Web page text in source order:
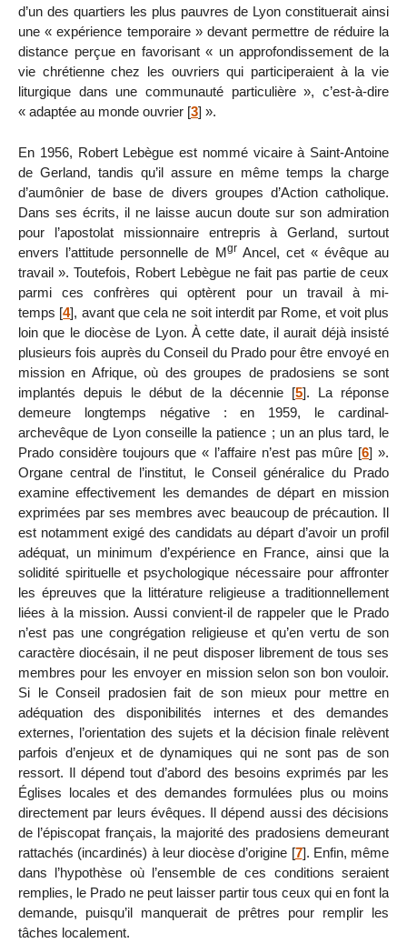
d’un des quartiers les plus pauvres de Lyon constituerait ainsi
une « expérience temporaire » devant permettre de réduire la
distance perçue en favorisant « un approfondissement de la
vie chrétienne chez les ouvriers qui participeraient à la vie
liturgique dans une communauté particulière », c’est-à-dire
« adaptée au monde ouvrier [3] ».
En 1956, Robert Lebègue est nommé vicaire à Saint-Antoine
de Gerland, tandis qu’il assure en même temps la charge
d’aumônier de base de divers groupes d’Action catholique.
Dans ses écrits, il ne laisse aucun doute sur son admiration
pour l’apostolat missionnaire entrepris à Gerland, surtout
envers l’attitude personnelle de Mgr Ancel, cet « évêque au
travail ». Toutefois, Robert Lebègue ne fait pas partie de ceux
parmi ces confrères qui optèrent pour un travail à mi-
temps [4], avant que cela ne soit interdit par Rome, et voit plus
loin que le diocèse de Lyon. À cette date, il aurait déjà insisté
plusieurs fois auprès du Conseil du Prado pour être envoyé en
mission en Afrique, où des groupes de pradosiens se sont
implantés depuis le début de la décennie [5]. La réponse
demeure longtemps négative : en 1959, le cardinal-
archevêque de Lyon conseille la patience ; un an plus tard, le
Prado considère toujours que « l’affaire n’est pas mûre [6] ».
Organe central de l’institut, le Conseil généralice du Prado
examine effectivement les demandes de départ en mission
exprimées par ses membres avec beaucoup de précaution. Il
est notamment exigé des candidats au départ d’avoir un profil
adéquat, un minimum d’expérience en France, ainsi que la
solidité spirituelle et psychologique nécessaire pour affronter
les épreuves que la littérature religieuse a traditionnellement
liées à la mission. Aussi convient-il de rappeler que le Prado
n’est pas une congrégation religieuse et qu’en vertu de son
caractère diocésain, il ne peut disposer librement de tous ses
membres pour les envoyer en mission selon son bon vouloir.
Si le Conseil pradosien fait de son mieux pour mettre en
adéquation des disponibilités internes et des demandes
externes, l’orientation des sujets et la décision finale relèvent
parfois d’enjeux et de dynamiques qui ne sont pas de son
ressort. Il dépend tout d’abord des besoins exprimés par les
Églises locales et des demandes formulées plus ou moins
directement par leurs évêques. Il dépend aussi des décisions
de l’épiscopat français, la majorité des pradosiens demeurant
rattachés (incardinés) à leur diocèse d’origine [7]. Enfin, même
dans l’hypothèse où l’ensemble de ces conditions seraient
remplies, le Prado ne peut laisser partir tous ceux qui en font la
demande, puisqu’il manquerait de prêtres pour remplir les
tâches localement.